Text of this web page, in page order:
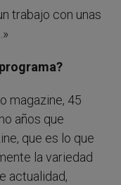
trabajo con unas
magazine, 45
años que
que es lo que
la variedad
actualidad,